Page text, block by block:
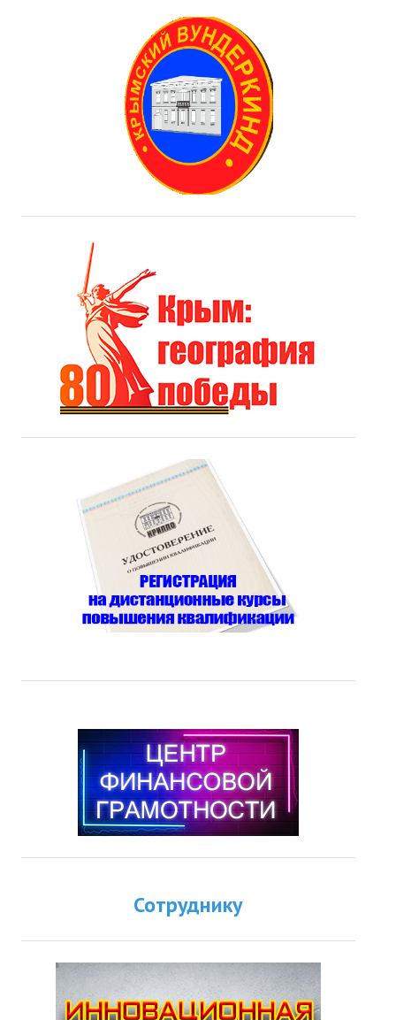
Сотруднику